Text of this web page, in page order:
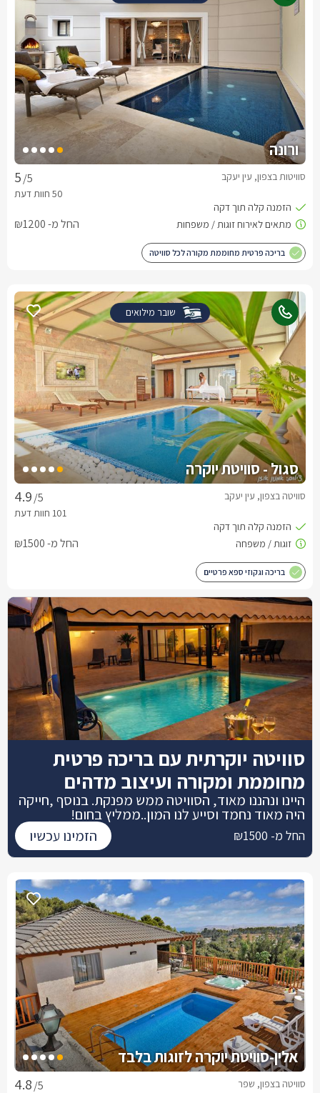
ורונה
/5 סוויטות בצפון, עין יעקב
החל מ- ₪1200
בריכה פרטית מחוממת מקורה לכל סוויטה
שובר מילואים
סגול - סוויטת יוקרה
/5 סוויטה בצפון, עין יעקב
החל מ- ₪1500
בריכה וגקוזי ספא פרטיים
אלין-סוויטת יוקרה לזוגות בלבד
/5 סוויטה בצפון, שפר
סוויטה יוקרתית עם בריכה פרטית
מחוממת ומקורה ועיצוב מדהים
היינו ונהננו מאוד, הסוויטה ממש מפנקת. בנוסף ,חייקה
היה מאוד נחמד וסייע לנו המון..ממליץ בחום!
החל מ- ₪1500 הזמינו עכשיו